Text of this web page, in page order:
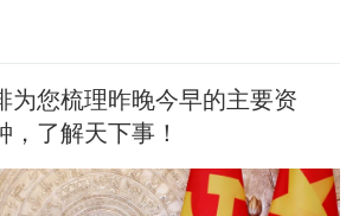
为您梳理昨晚今早的主要资
了解天下事！